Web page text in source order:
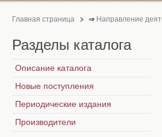
Главная страница ⇒ Направление
Разделы каталога
Описание каталога
Новые поступления
Периодические издания
Производители